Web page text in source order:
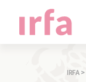
IRFA >